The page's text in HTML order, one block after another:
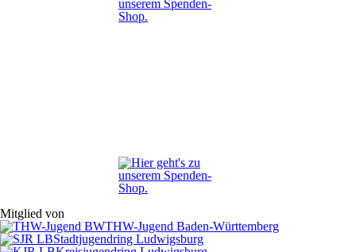
Mitglied von
THW-Jugend Baden-Württemberg
Stadtjugendring Ludwigsburg